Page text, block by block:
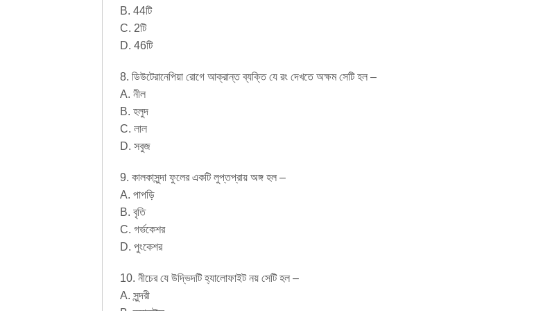
B. 44টি
C. 2টি
D. 46টি
8. ডিউটেরানেপিয়া রোগে আক্রান্ত ব্যক্তি যে রং দেখতে অক্ষম সেটি হল –
A. নীল
B. হলুদ
C. লাল
D. সবুজ
9. কালকাসুন্দা ফুলের একটি লুপ্তপ্রায় অঙ্গ হল –
A. পাপড়ি
B. বৃতি
C. গর্ভকেশর
D. পুংকেশর
10. নীচের যে উদ্ভিদটি হ্যালোফাইট নয় সেটি হল –
A. সুন্দরী